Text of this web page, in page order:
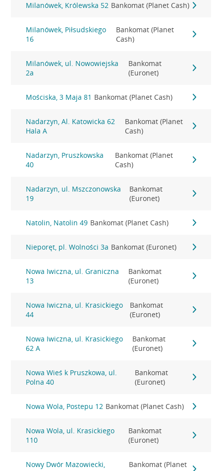
Milanówek, Królewska 52 Bankomat (Planet Cash)
Milanówek, Piłsudskiego
16
Bankomat (Planet
Cash)
Milanówek, ul. Nowowiejska
2a
Bankomat
(Euronet)
Mościska, 3 Maja 81 Bankomat (Planet Cash)
Nadarzyn, Al. Katowicka 62
Hala A
Bankomat (Planet
Cash)
Nadarzyn, Pruszkowska
40
Bankomat (Planet
Cash)
Nadarzyn, ul. Mszczonowska
19
Bankomat
(Euronet)
Natolin, Natolin 49 Bankomat (Planet Cash)
Nieporęt, pl. Wolności 3a Bankomat (Euronet)
Nowa Iwiczna, ul. Graniczna
13
Bankomat
(Euronet)
Nowa Iwiczna, ul. Krasickiego
44
Bankomat
(Euronet)
Nowa Iwiczna, ul. Krasickiego
62 A
Bankomat
(Euronet)
Nowa Wieś k Pruszkowa, ul.
Polna 40
Bankomat
(Euronet)
Nowa Wola, Postepu 12 Bankomat (Planet Cash)
Nowa Wola, ul. Krasickiego
110
Bankomat
(Euronet)
Nowy Dwór Mazowiecki,
Bankomat (Planet